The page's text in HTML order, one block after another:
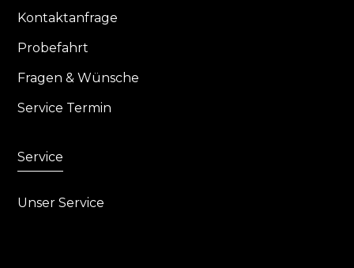
Kontaktanfrage
Probefahrt
Fragen & Wünsche
Service Termin
Service
Unser Service